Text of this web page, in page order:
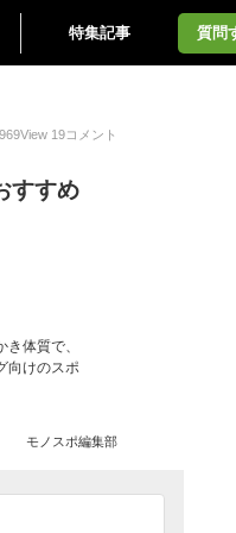
特集記事 質問
969View 19コメント
すすめ
体質で、
向けのスポ
モノスポ編集部